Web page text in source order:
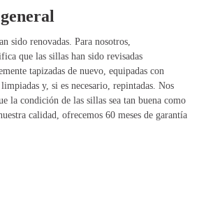
de oficina Steelcase Leap
tus movimientos sin esfuerzo para un
la parte baja de tu espalda y previene
y profundidad del asiento para una postura
activa.
duradera.
sido renovadas. Para nosotros,
que las sillas han sido revisadas
tapizadas de nuevo, equipadas con
y, si es necesario, repintadas. Nos
la condición de las sillas sea tan buena como
calidad, ofrecemos 60 meses de garantía